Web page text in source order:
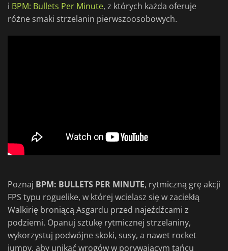
i BPM: Bullets Per Minute, z których każda oferuje
różne smaki strzelanin pierwszoosobowych.
Poznaj BPM: BULLETS PER MINUTE, rytmiczną grę akcji
FPS typu roguelike, w której wcielasz się w zaciekłą
Walkirię broniącą Asgardu przed najeźdźcami z
podziemi. Opanuj sztukę rytmicznej strzelaniny,
wykorzystuj podwójne skoki, susy, a nawet rocket
jumpy, aby unikać wrogów w porywającym tańcu